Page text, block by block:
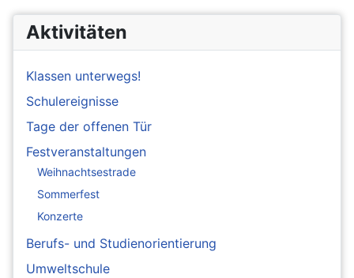
Aktivitäten
Klassen unterwegs!
Schulereignisse
Tage der offenen Tür
Festveranstaltungen
Weihnachtsestrade
Sommerfest
Konzerte
Berufs- und Studienorientierung
Umweltschule